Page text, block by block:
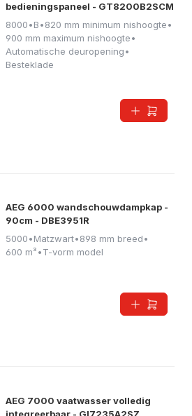
bedieningspaneel - GT8200B2SCM
8000•B•820 mm minimum nishoogte•
900 mm maximum nishoogte•
Automatische deuropening•
Besteklade
AEG 6000 wandschouwdampkap -
90cm - DBE3951R
5000•Matzwart•898 mm breed•
600 m³•T-vorm model
AEG 7000 vaatwasser volledig